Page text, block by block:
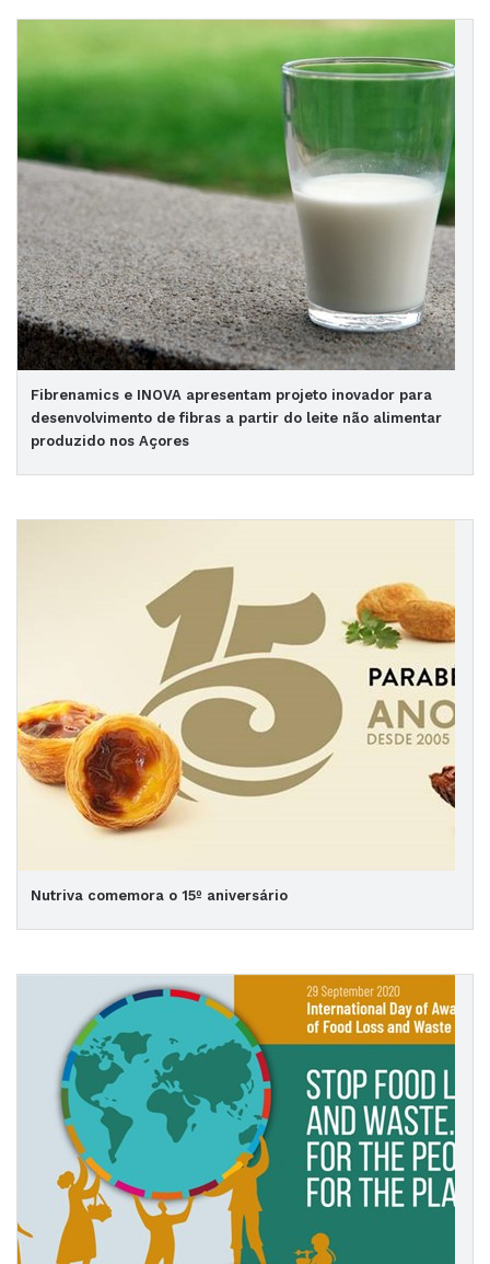
Fibrenamics e INOVA apresentam projeto inovador para
desenvolvimento de fibras a partir do leite não alimentar
produzido nos Açores
Nutriva comemora o 15º aniversário